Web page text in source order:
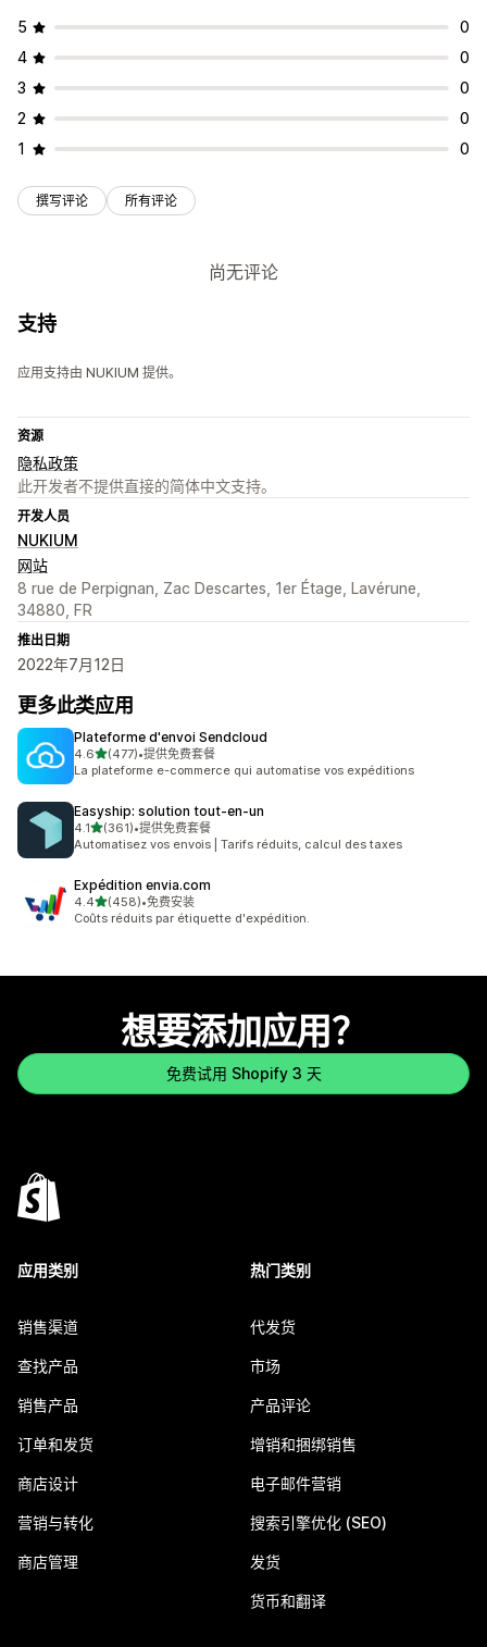
5
0
4
0
3
0
2
0
1
0
撰写评论 所有评论
尚无评论
支持
应用支持由 NUKIUM 提供。
资源
隐私政策
此开发者不提供直接的简体中文支持。
开发人员
NUKIUM
网站
8 rue de Perpignan, Zac Descartes, 1er Étage, Lavérune,
34880, FR
推出日期
2022年7月12日
更多此类应用
Plateforme d'envoi Sendcloud
4.6星（满分 5 星）
(477)
总共 477 条评论
•提供免费套餐
La plateforme e-commerce qui automatise vos expéditions
Easyship: solution tout‑en‑un
4.1星（满分 5 星）
(361)
总共 361 条评论
•提供免费套餐
Automatisez vos envois | Tarifs réduits, calcul des taxes
Expédition envia.com
4.4星（满分 5 星）
(458)
总共 458 条评论
•免费安装
Coûts réduits par étiquette d'expédition.
想要添加应用？
免费试用 Shopify 3 天
应用类别
销售渠道
查找产品
销售产品
订单和发货
商店设计
营销与转化
商店管理
热门类别
代发货
市场
产品评论
增销和捆绑销售
电子邮件营销
搜索引擎优化 (SEO)
发货
货币和翻译